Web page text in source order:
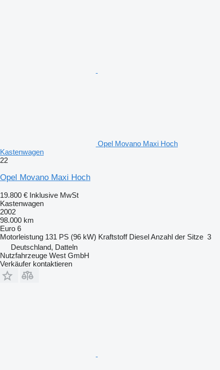
Opel Movano Maxi Hoch
Kastenwagen
22
Opel Movano Maxi Hoch
19.800 € Inklusive MwSt
Kastenwagen
2002
98.000 km
Euro 6
Motorleistung 131 PS (96 kW) Kraftstoff DieselAnzahl der Sitze 3
Deutschland, Datteln
Nutzfahrzeuge West GmbH
Verkäufer kontaktieren